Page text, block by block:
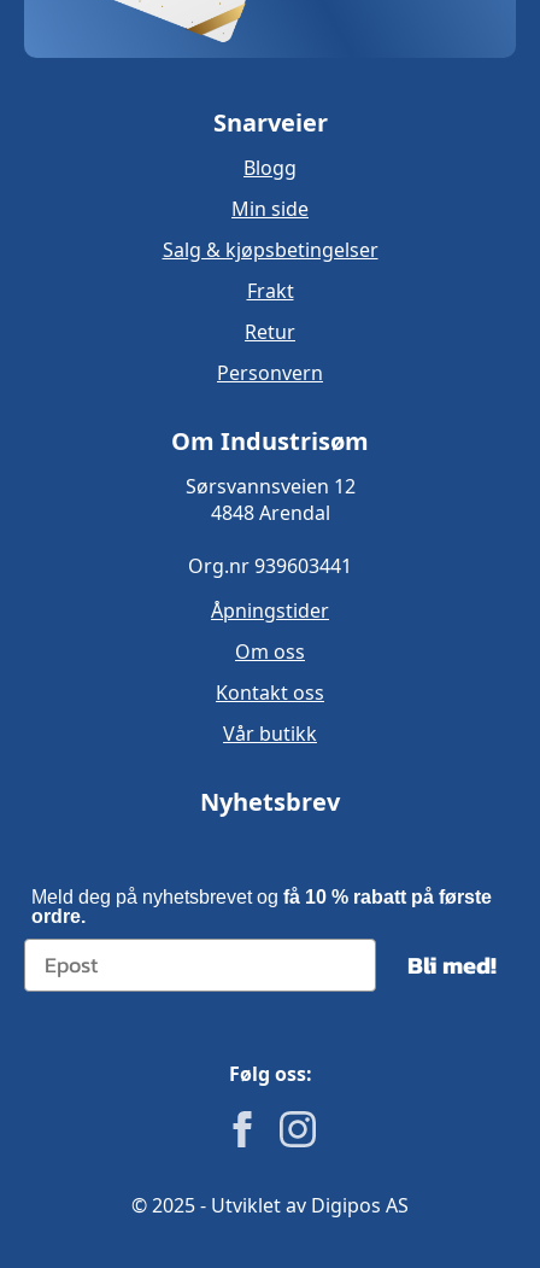
Snarveier
Blogg
Min side
Salg & kjøpsbetingelser
Frakt
Retur
Personvern
Om Industrisøm
Sørsvannsveien 12
4848 Arendal
Org.nr 939603441
Åpningstider
Om oss
Kontakt oss
Vår butikk
Nyhetsbrev
Meld deg på nyhetsbrevet og få 10 % rabatt på første
ordre.
Bli med!
Følg oss:
© 2025 - Utviklet av Digipos AS